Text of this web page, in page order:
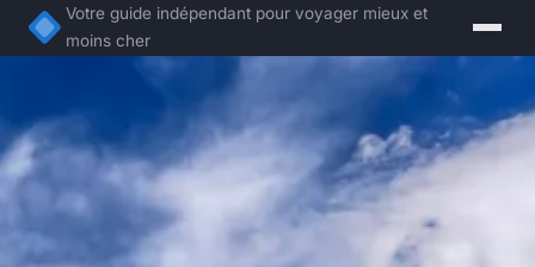
Votre guide indépendant pour voyager mieux et
moins cher